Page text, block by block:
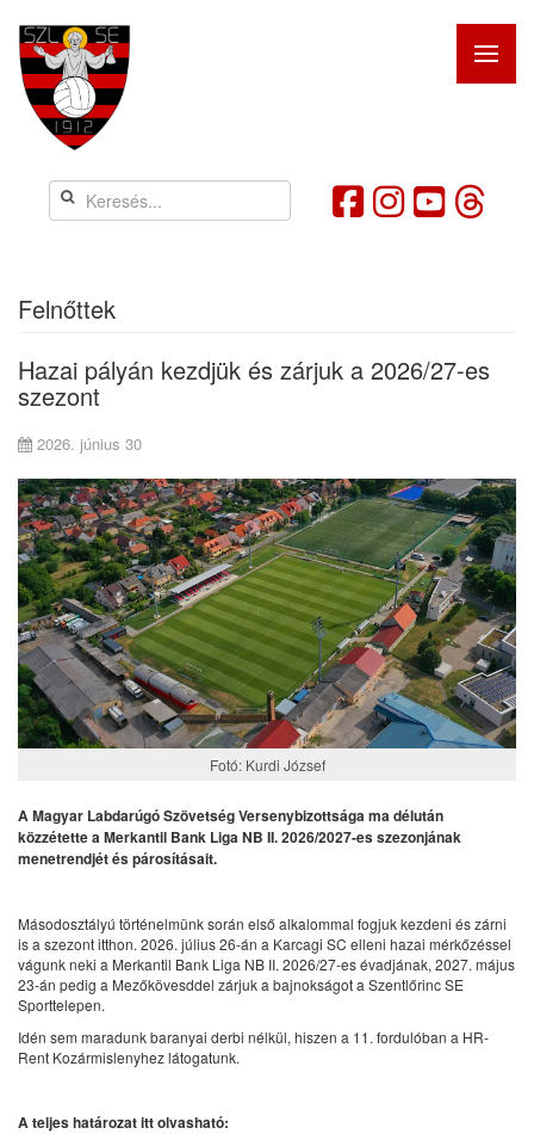
Felnőttek
Hazai pályán kezdjük és zárjuk a 2026/27-es
szezont
2026. június 30
Fotó: Kurdi József
A Magyar Labdarúgó Szövetség Versenybizottsága ma délután
közzétette a Merkantil Bank Liga NB II. 2026/2027-es szezonjának
menetrendjét és párosításait.
Másodosztályú történelmünk során első alkalommal fogjuk kezdeni és zárni
is a szezont itthon. 2026. július 26-án a Karcagi SC elleni hazai mérkőzéssel
vágunk neki a Merkantil Bank Liga NB II. 2026/27-es évadjának, 2027. május
23-án pedig a Mezőkövesddel zárjuk a bajnokságot a Szentlőrinc SE
Sporttelepen.
Idén sem maradunk baranyai derbi nélkül, hiszen a 11. fordulóban a HR-
Rent Kozármislenyhez látogatunk.
A teljes határozat itt olvasható: